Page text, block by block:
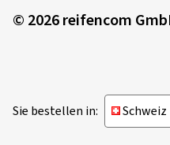
© 2026 reifencom
Sie bestellen in: Schweiz